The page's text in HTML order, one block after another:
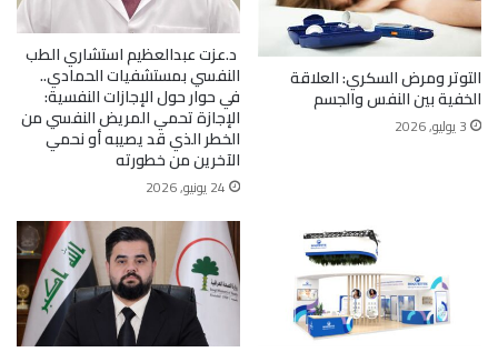
التوتر ومرض السكري: العلاقة
الخفية بين النفس والجسم
3 يوليو, 2026
د.عزت عبدالعظيم استشاري الطب
النفسي بمستشفيات الحمادي..
في حوار حول الإجازات النفسية:
الإجازة تحمي المريض النفسي من
الخطر الذي قد يصيبه أو نحمي
الآخرين من خطورته
24 يونيو, 2026